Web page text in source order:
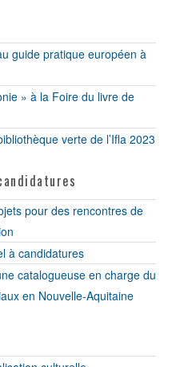
guide pratique européen à
» à la Foire du livre de
verte de l’Ifla 2023
pour des rencontres de
à candidatures
catalogueuse en charge du
en Nouvelle-Aquitaine